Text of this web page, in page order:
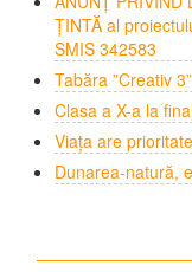
ȚINTĂ al
SMIS 342583
Tabăra ”Creativ 3”
Clasa a X-a la
Viața are
Dunarea-natură,